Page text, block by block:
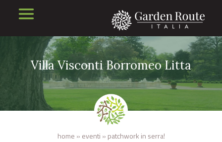
Villa Visconti Borromeo Litta
home » eventi » patchwork in serra!